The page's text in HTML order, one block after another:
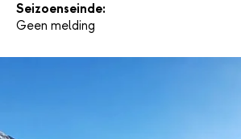
Seizoenseinde:
Geen melding